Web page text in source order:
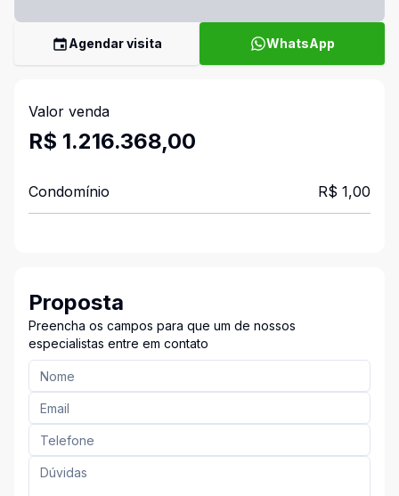
Agendar visita WhatsApp
Valor venda
R$ 1.216.368,00
Condomínio R$ 1,00
Proposta
Preencha os campos para que um de nossos
especialistas entre em contato